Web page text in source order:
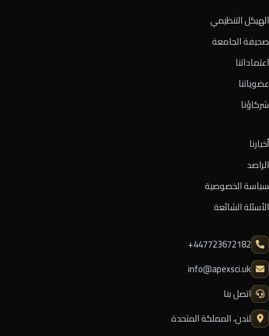
الهيكل التنظيمي
صحيفة الجامعة
اعتماداتنا
عضوياتنا
شركاؤنا
أخبارنا
الراصد
سياسة الخصوصية
الأسئلة الشائعة
⁦+447723672182⁩
info@apexsci.uk
اتصل بنا
لندن، المملكة المتحدة